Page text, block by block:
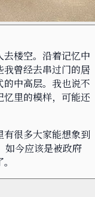
楼空。沿着记忆中
曾经去串过门的居
中高层。我也说不
忆里的模样，可能还
很多大家能想象到
如今应该是被政府